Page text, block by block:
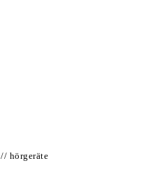
// hörgeräte